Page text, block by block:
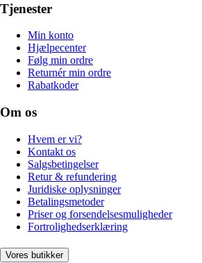
Tjenester
Min konto
Hjælpecenter
Følg min ordre
Returnér min ordre
Rabatkoder
Om os
Hvem er vi?
Kontakt os
Salgsbetingelser
Retur & refundering
Juridiske oplysninger
Betalingsmetoder
Priser og forsendelsesmuligheder
Fortrolighedserklæring
Vores butikker